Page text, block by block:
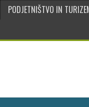
PODJETNIŠTVO IN